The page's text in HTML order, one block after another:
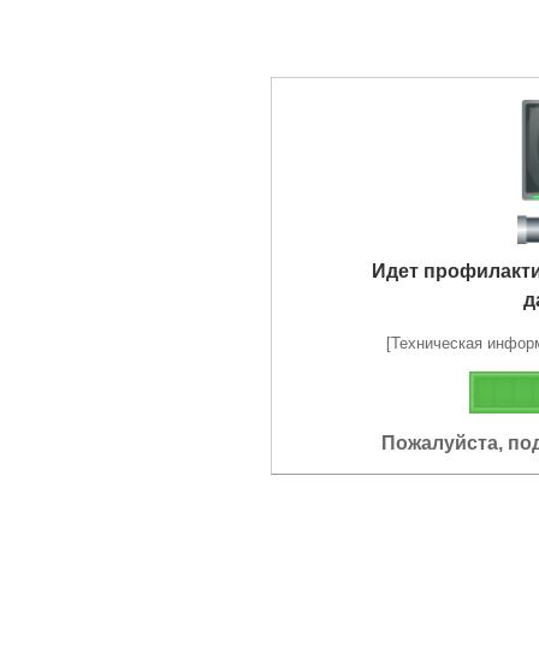
Идет
[Техническая
Пожалуйста,